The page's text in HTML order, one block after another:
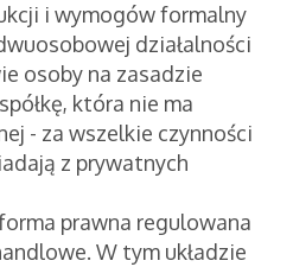
i wymogów formalny
działalności
osoby na zasadzie
która nie ma
- za wszelkie czynności
z prywatnych
prawna regulowana
W tym układzie